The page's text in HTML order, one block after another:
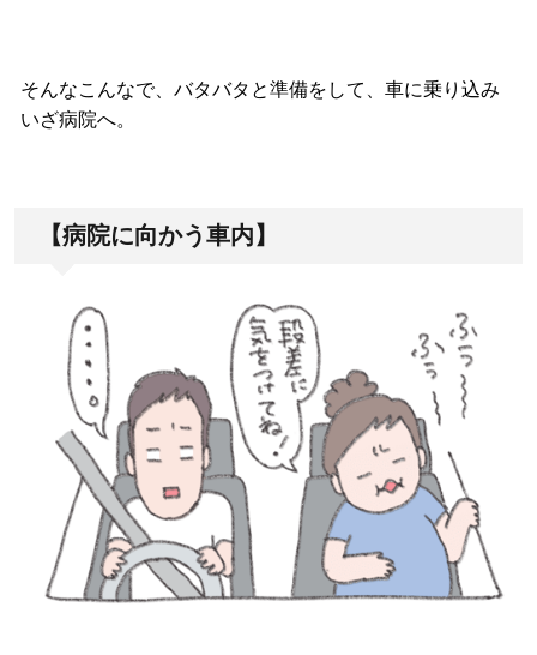
そんなこんなで、バタバタと準備をして、車に乗り込み
いざ病院へ。
【病院に向かう車内】